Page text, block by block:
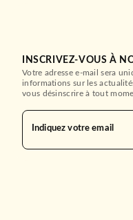
INSCRIVEZ-VOUS À
Votre adresse e-mail sera
informations sur les
vous désinscrire à tout
Indiquez votre email